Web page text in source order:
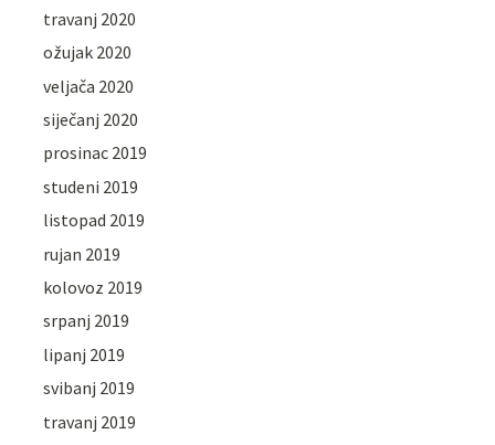
travanj 2020
ožujak 2020
veljača 2020
siječanj 2020
prosinac 2019
studeni 2019
listopad 2019
rujan 2019
kolovoz 2019
srpanj 2019
lipanj 2019
svibanj 2019
travanj 2019